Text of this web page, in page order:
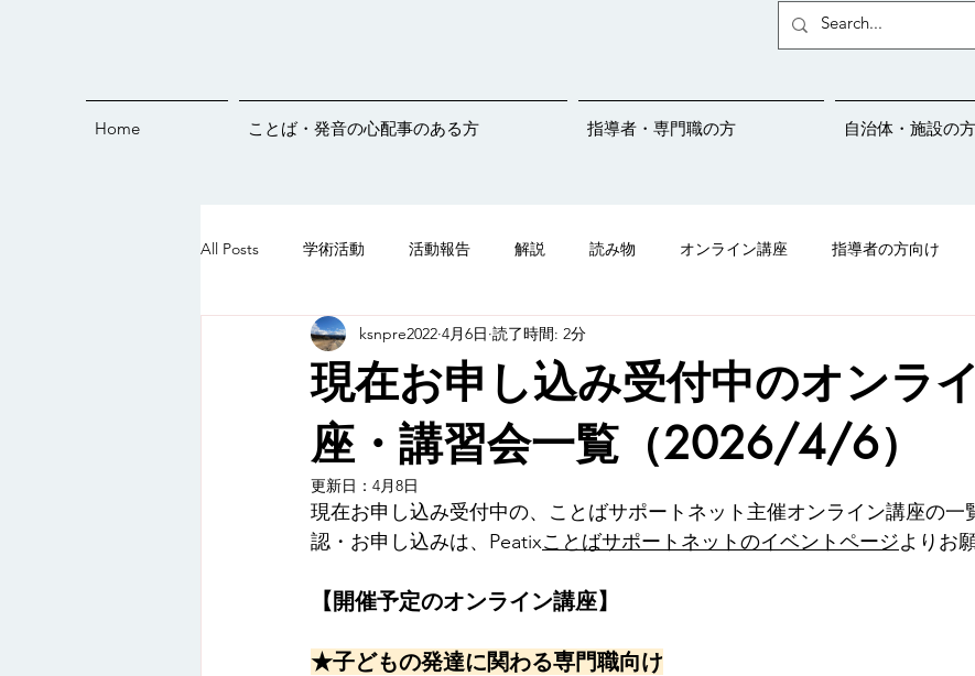
Home ことば・発音の心配事のある方 指導者・専門職の方 自治体・施設の方
All Posts 学術活動 活動報告 解説 読み物 オンライン講座 指導者の方向け
オンラインイベント ことばサポートネットの紹介
ことばすくすくライブ♪ 5歳児さんプロジェクト 学校連携 保育園 幼稚園
オンライン講座 録画配信 医療 リハビリ 言語発達 発達障害 個別相談
現在お申し込み受付中のオンラ
座・講習会一覧（2026/4/6）
ksnpre2022 4月6日 読了時間: 2分
更新日： 4月8日
現在お申し込み受付中の、ことばサポートネット主催オンライン講座の一
認・お申し込みは、Peatixことばサポートネットのイベントページよりお
【開催予定のオンライン講座】
★子どもの発達に関わる専門職向け